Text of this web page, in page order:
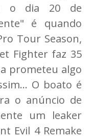
o dia 20 de
é quando
Tour Season,
Fighter faz 35
prometeu algo
O boato é
o anúncio de
um leaker
Evil 4 Remake